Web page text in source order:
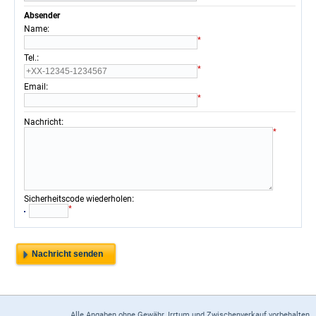
Absender
Name:
*
Tel.:
*
Email :
*
Nachricht:
*
Sicherheitscode wiederholen:
*